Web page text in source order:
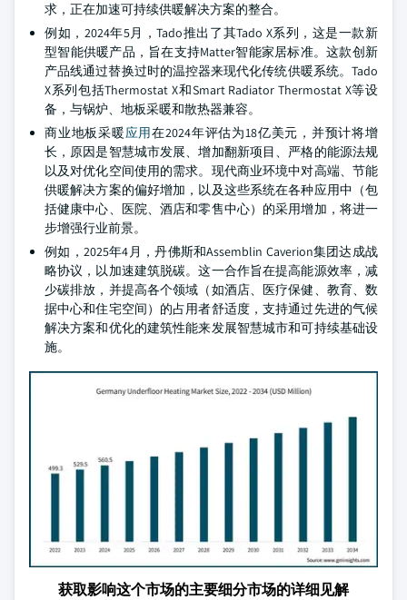
求，正在加速可持续供暖解决方案的整合。
例如，2024年5月，Tado推出了其Tado X系列，这是一款新
型智能供暖产品，旨在支持Matter智能家居标准。这款创新
产品线通过替换过时的温控器来现代化传统供暖系统。Tado
X系列包括Thermostat X和Smart Radiator Thermostat X等设
备，与锅炉、地板采暖和散热器兼容。
商业地板采暖应用在2024年评估为18亿美元，并预计将增
长，原因是智慧城市发展、增加翻新项目、严格的能源法规
以及对优化空间使用的需求。现代商业环境中对高端、节能
供暖解决方案的偏好增加，以及这些系统在各种应用中（包
括健康中心、医院、酒店和零售中心）的采用增加，将进一
步增强行业前景。
例如，2025年4月，丹佛斯和Assemblin Caverion集团达成战
略协议，以加速建筑脱碳。这一合作旨在提高能源效率，减
少碳排放，并提高各个领域（如酒店、医疗保健、教育、数
据中心和住宅空间）的占用者舒适度，支持通过先进的气候
解决方案和优化的建筑性能来发展智慧城市和可持续基础设
施。
获取影响这个市场的主要细分市场的详细见解